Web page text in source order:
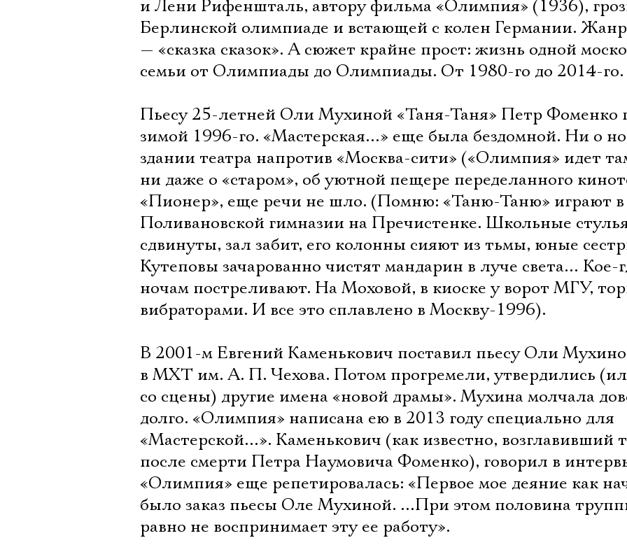
и Лени Рифеншталь, автору фильма «Олимпия» (1936),
Берлинской олимпиаде и встающей с колен Германии.
— «сказка сказок». А сюжет крайне прост: жизнь одной
семьи от Олимпиады до Олимпиады. От 1980-го до 2014-го.
Пьесу 25-летней Оли Мухиной «Таня-Таня» Петр Фоменко
зимой 1996-го. «Мастерская…» еще была бездомной. Ни о
здании театра напротив «Москва-сити» («Олимпия» идет
ни даже о «старом», об уютной пещере переделанного
«Пионер», еще речи не шло. (Помню: «Таню-Таню» играют в
Поливановской гимназии на Пречистенке. Школьные
сдвинуты, зал забит, его колонны сияют из тьмы, юные
Кутеповы зачарованно чистят мандарин в луче света… Кое-
ночам постреливают. На Моховой, в киоске у ворот МГУ,
вибраторами. И все это сплавлено в Москву-1996).
В 2001-м Евгений Каменькович поставил пьесу Оли
в МХТ им. А. П. Чехова. Потом прогремели, утвердились
со сцены) другие имена «новой драмы». Мухина молчала
долго. «Олимпия» написана ею в 2013 году специально для
«Мастерской…». Каменькович (как известно, возглавивший
после смерти Петра Наумовича Фоменко), говорил в
«Олимпия» еще репетировалась: «Первое мое деяние как
было заказ пьесы Оле Мухиной. …При этом половина
равно не воспринимает эту ее работу».